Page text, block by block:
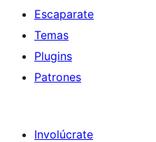
Escaparate
Temas
Plugins
Patrones
Involúcrate